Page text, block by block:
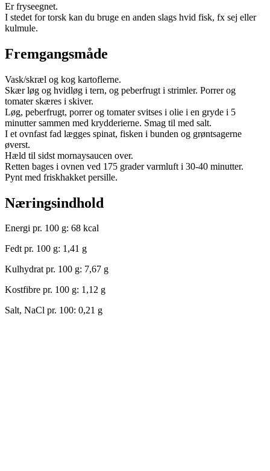
Er fryseegnet.
I stedet for torsk kan du bruge en anden slags hvid fisk, fx sej eller
kulmule.
Fremgangsmåde
Vask/skræl og kog kartoflerne.
Skær løg og hvidløg i tern, og peberfrugt i strimler. Porrer og
tomater skæres i skiver.
Løg, peberfrugt, porrer og tomater svitses i olie i en gryde i 5
minutter sammen med krydderierne. Smag til med salt.
I et ovnfast fad lægges spinat, fisken i bunden og grøntsagerne
øverst.
Hæld til sidst mornaysaucen over.
Retten bages i ovnen ved 175 grader varmluft i 30-40 minutter.
Pynt med friskhakket persille.
Næringsindhold
Energi pr. 100 g: 68 kcal
Fedt pr. 100 g: 1,41 g
Kulhydrat pr. 100 g: 7,67 g
Kostfibre pr. 100 g: 1,12 g
Salt, NaCl pr. 100: 0,21 g